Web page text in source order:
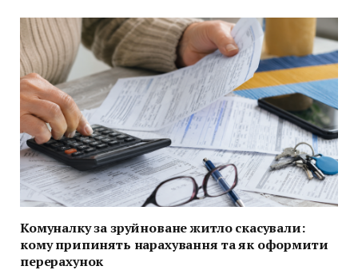
Комуналку за зруйноване житло скасували:
кому припинять нарахування та як оформити
перерахунок